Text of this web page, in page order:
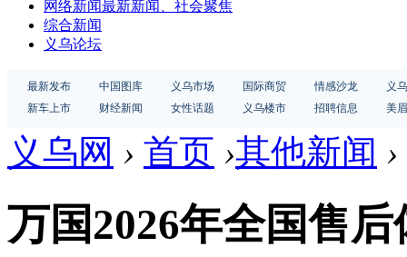
网络新闻最新新闻、社会聚焦
综合新闻
义乌论坛
最新发布 中国图库 义乌市场 国际商贸 情感沙龙
义
新车上市
财经新闻 女性话题 义乌楼市 招聘信息 美
义乌网 › 首页 ›其他新闻 ›
万国2026年全国售